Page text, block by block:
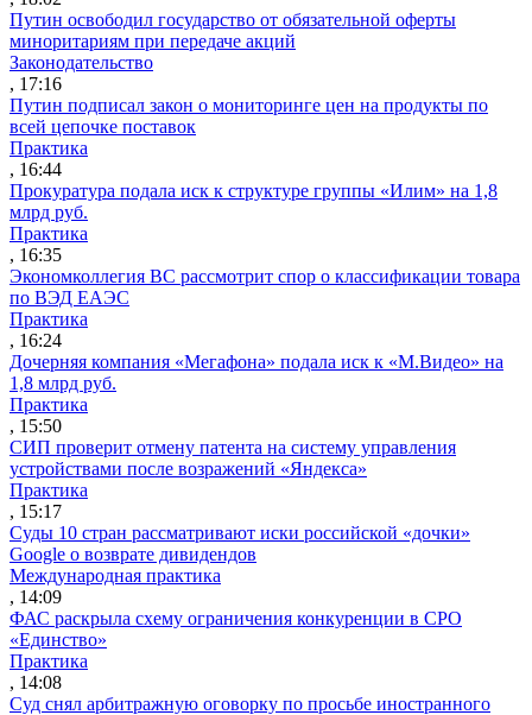
Путин освободил государство от обязательной оферты
миноритариям при передаче акций
Законодательство
, 17:16
Путин подписал закон о мониторинге цен на продукты по
всей цепочке поставок
Практика
, 16:44
Прокуратура подала иск к структуре группы «Илим» на 1,8
млрд руб.
Практика
, 16:35
Экономколлегия ВС рассмотрит спор о классификации товара
по ВЭД ЕАЭС
Практика
, 16:24
Дочерняя компания «Мегафона» подала иск к «М.Видео» на
1,8 млрд руб.
Практика
, 15:50
СИП проверит отмену патента на систему управления
устройствами после возражений «Яндекса»
Практика
, 15:17
Суды 10 стран рассматривают иски российской «дочки»
Google о возврате дивидендов
Международная практика
, 14:09
ФАС раскрыла схему ограничения конкуренции в СРО
«Единство»
Практика
, 14:08
Суд снял арбитражную оговорку по просьбе иностранного